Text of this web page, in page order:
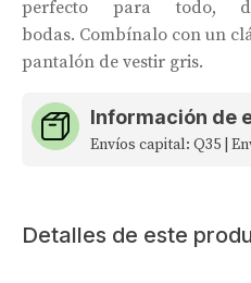
perfecto para todo,
bodas. Combínalo con un
pantalón de vestir gris.
Información de
Envíos capital: Q35 |
Detalles de este